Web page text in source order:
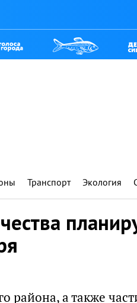
Транспорт Экология
района, а также